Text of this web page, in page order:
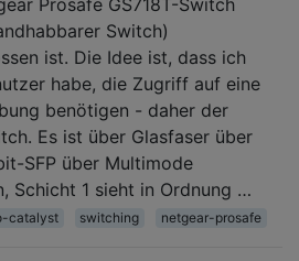
Switch)
ist. Die Idee ist, dass ich
habe, die Zugriff auf eine
benötigen - daher der
Es ist über Glasfaser über
SFP über Multimode
Schicht 1 sieht in Ordnung …
catalyst switching netgear-prosafe